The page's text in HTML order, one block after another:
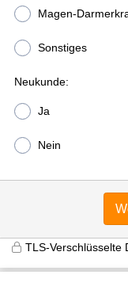
Magen-
Sonstiges
Neukunde:
Ja
Nein
TLS-Verschlüsselte